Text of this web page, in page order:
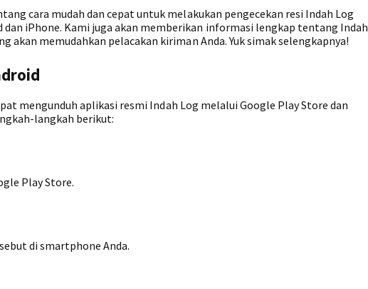
cara mudah dan cepat untuk melakukan pengecekan resi Indah Log
iPhone. Kami juga akan memberikan informasi lengkap tentang Indah
memudahkan pelacakan kiriman Anda. Yuk simak selengkapnya!
mengunduh aplikasi resmi Indah Log melalui Google Play Store dan
langkah berikut:
Play Store.
di smartphone Anda.